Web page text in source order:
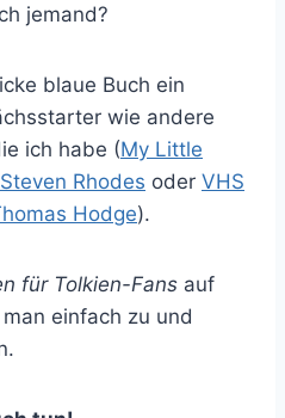
jemand?
blaue Buch ein
wie andere
ich habe (My Little
Rhodes oder VHS
Hodge).
für Tolkien-Fans auf
einfach zu und